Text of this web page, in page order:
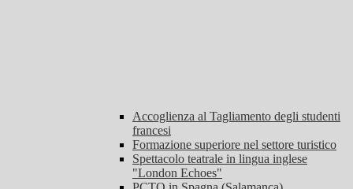
Accoglienza al Tagliamento degli studenti
francesi
Formazione superiore nel settore turistico
Spettacolo teatrale in lingua inglese
"London Echoes"